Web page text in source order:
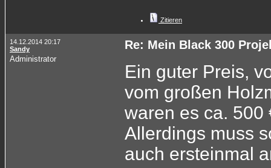
Zitieren
14.12.2014 20:17
Sandy
Administrator
Re: Mein Black 300
Ein guter Preis,
vom großen
waren es ca. 500
Allerdings muss
auch ersteinmal